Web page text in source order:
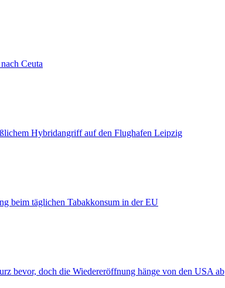
Ceuta
Hybridangriff auf den Flughafen Leipzig
beim täglichen Tabakkonsum in der EU
bevor, doch die Wiedereröffnung hänge von den USA ab